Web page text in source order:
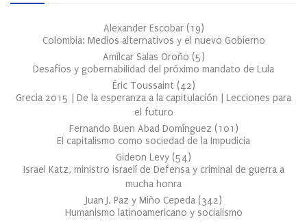
Alexander Escobar (19)
Colombia: Medios alternativos y el nuevo Gobierno
Amílcar Salas Oroño (5)
Desafíos y gobernabilidad del próximo mandato de Lula
Éric Toussaint (42)
Grecia 2015 | De la esperanza a la capitulación | Lecciones para
el futuro
Fernando Buen Abad Domínguez (101 )
El capitalismo como sociedad de la Impudicia
Gideon Levy (54)
Israel Katz, ministro israelí de Defensa y criminal de guerra a
mucha honra
Juan J. Paz y Miño Cepeda (342)
Humanismo latinoamericano y socialismo